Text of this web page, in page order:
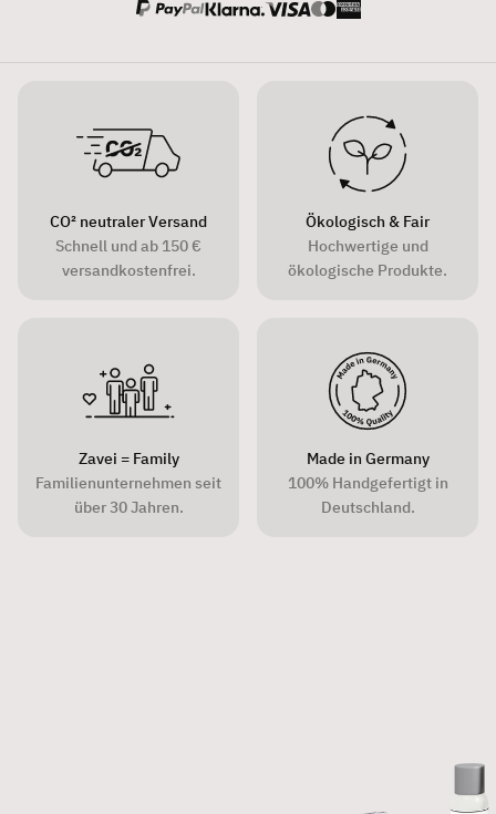
CO² neutraler Versand
Schnell und ab 150 €
versandkostenfrei.
Ökologisch & Fair
Hochwertige und
ökologische Produkte.
Zavei = Family
Familienunternehmen seit
über 30 Jahren.
Made in Germany
100% Handgefertigt in
Deutschland.